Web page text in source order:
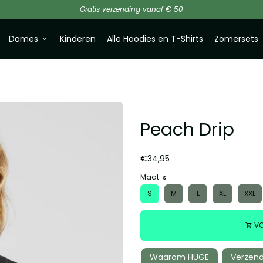
Gratis verzending vanaf € 50
Dames keyboard_arrow_down Kinderen Alle Hoodies en T-Shirts Zomersets
Peach Drip
€34,95
Maat: S
S M L XL XXL
shopping_cart
Waarom HUGE